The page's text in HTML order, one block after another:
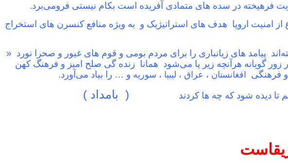
فرهیخته در سده های متمادی آفریده است بکام نیستی فرومی‌برد.
از امنیت اروپا هدف های استراتیژیک و به ویژه منافع کنسرن های استخراج
پیامد های زیانباری را برای مردم بومی و قوم های غیور و صحرا نورد «
زور گویانه هرآنچه زیر پا می‌شود همانا زنده گی صلح امیز و فرهنگ کهن
فرهنگی
افغانستان ، عراق ، لیبیا ، سوریه و … را بیاد می‌آورد.
دیده شود که چه ها کردند ( بامداد )